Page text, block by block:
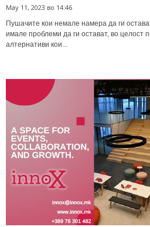
May 11, 2023 во 14:46
Пушачите кои немале намера да ги
имале проблеми да ги остават, во целост
алтернативи кои...